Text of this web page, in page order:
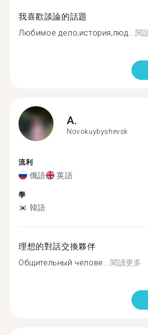
我喜歡談論的話題
Любимое дело,история,люд...閱
A.
Novokuybyshevsk
流利
俄語 英語
學
韓語
理想的對話交換夥伴
Общительный челове...閱讀更多